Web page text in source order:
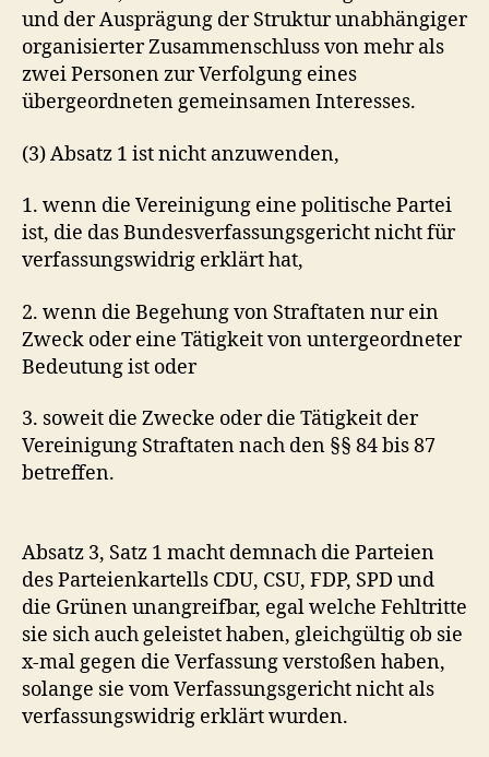
und der Ausprägung der Struktur unabhängiger
organisierter Zusammenschluss von mehr als
zwei Personen zur Verfolgung eines
übergeordneten gemeinsamen Interesses.
(3) Absatz 1 ist nicht anzuwenden,
1. wenn die Vereinigung eine politische Partei
ist, die das Bundesverfassungsgericht nicht für
verfassungswidrig erklärt hat,
2. wenn die Begehung von Straftaten nur ein
Zweck oder eine Tätigkeit von untergeordneter
Bedeutung ist oder
3. soweit die Zwecke oder die Tätigkeit der
Vereinigung Straftaten nach den §§ 84 bis 87
betreffen.
Absatz 3, Satz 1 macht demnach die Parteien
des Parteienkartells CDU, CSU, FDP, SPD und
die Grünen unangreifbar, egal welche Fehltritte
sie sich auch geleistet haben, gleichgültig ob sie
x-mal gegen die Verfassung verstoßen haben,
solange sie vom Verfassungsgericht nicht als
verfassungswidrig erklärt wurden.